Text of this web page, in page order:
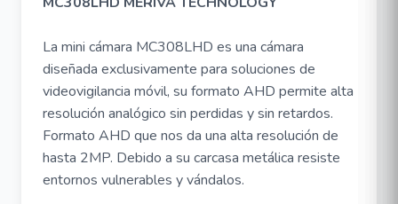
La mini cámara MC308LHD es una cámara
diseñada exclusivamente para soluciones de
videovigilancia móvil, su formato AHD permite alta
resolución analógico sin perdidas y sin retardos.
Formato AHD que nos da una alta resolución de
hasta 2MP. Debido a su carcasa metálica resiste
entornos vulnerables y vándalos.